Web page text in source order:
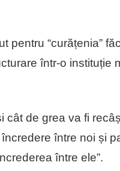
pentru “curățenia”
într-o
cât de grea va fi
între noi și
între ele”.